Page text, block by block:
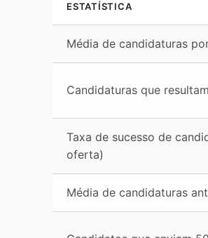
ESTATÍSTICA
Média de candidaturas
Candidaturas que
Taxa de sucesso de
oferta)
Média de candidaturas